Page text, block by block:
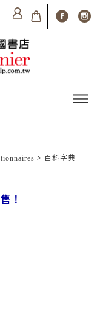
> 百科字典
！